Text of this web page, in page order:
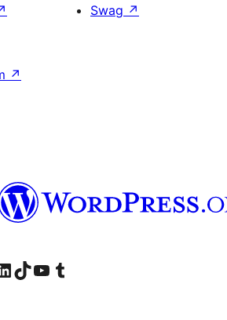
Swag ↗
↗
account
our LinkedIn account
Apsilankykite mūsų TikTok paskyroje
Visit our YouTube channel
Apsilankykite mūsų Tumblr paskyroje